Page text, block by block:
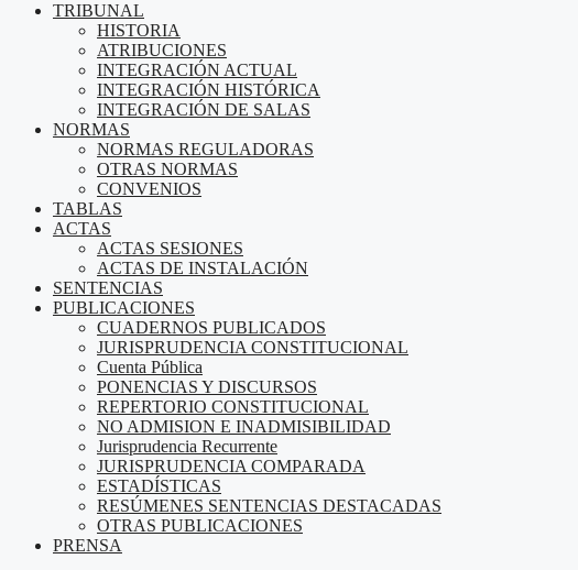
TRIBUNAL
HISTORIA
ATRIBUCIONES
INTEGRACIÓN ACTUAL
INTEGRACIÓN HISTÓRICA
INTEGRACIÓN DE SALAS
NORMAS
NORMAS REGULADORAS
OTRAS NORMAS
CONVENIOS
TABLAS
ACTAS
ACTAS SESIONES
ACTAS DE INSTALACIÓN
SENTENCIAS
PUBLICACIONES
CUADERNOS PUBLICADOS
JURISPRUDENCIA CONSTITUCIONAL
Cuenta Pública
PONENCIAS Y DISCURSOS
REPERTORIO CONSTITUCIONAL
NO ADMISION E INADMISIBILIDAD
Jurisprudencia Recurrente
JURISPRUDENCIA COMPARADA
ESTADÍSTICAS
RESÚMENES SENTENCIAS DESTACADAS
OTRAS PUBLICACIONES
PRENSA